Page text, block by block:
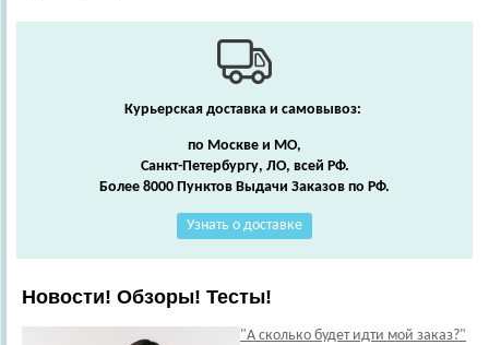
Курьерская доставка и самовывоз:
по Москве и МО,
Санкт-Петербургу, ЛО, всей РФ.
Более 8000 Пунктов Выдачи Заказов по РФ.
Узнать о доставке
Новости! Обзоры! Тесты!
"А сколько будет идти мой заказ?"